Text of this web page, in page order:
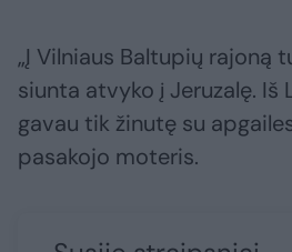
„Į Vilniaus Baltupių rajoną
siunta atvyko į Jeruzalę.
gavau tik žinutę su
pasakojo moteris.